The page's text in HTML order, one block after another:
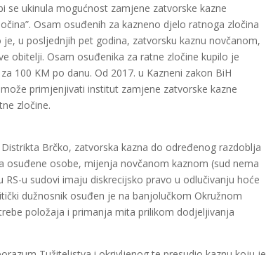
se ukinula mogućnost zamjene zatvorske kazne
Osam osuđenih za kazneno djelo ratnoga zločina
u posljednjih pet godina, zatvorsku kaznu novčanom,
obitelji. Osam osuđenika za ratne zločine kupilo je
100 KM po danu. Od 2017. u Kazneni zakon BiH
primjenjivati institut zamjene zatvorske kazne
zločine.
Brčko, zatvorska kazna do određenog razdoblja
osobe, mijenja novčanom kaznom (sud nema
u sudovi imaju diskrecijsko pravo u odlučivanju hoće
dužnosnik osuđen je na banjolučkom Okružnom
položaja i primanja mita prilikom dodjeljivanja